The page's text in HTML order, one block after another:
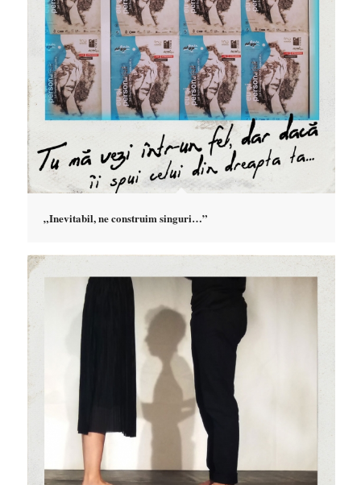
„Inevitabil, ne construim singuri…”